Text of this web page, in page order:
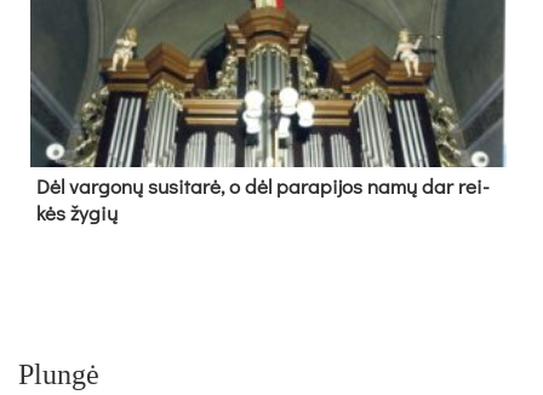
Dėl var­go­nų su­si­ta­rė, o dėl pa­ra­pi­jos na­mų dar rei­
kės žy­gių
Plungė